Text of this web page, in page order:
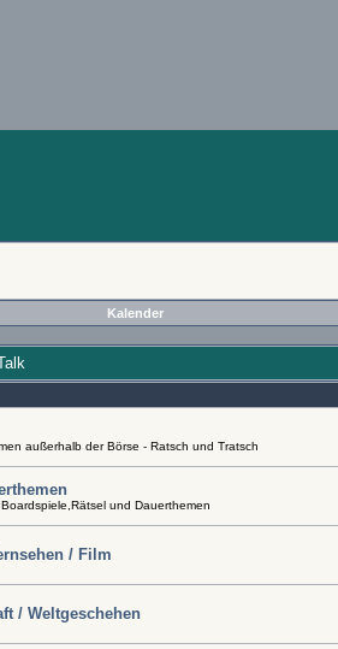
Kalender
außerhalb der Börse - Ratsch und Tratsch
und Dauerthemen
/ Film
/ Weltgeschehen